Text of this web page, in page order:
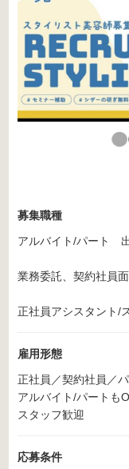
募集職種
アルバイト/パート
業務委託、契約社員面
正社員アシスタント/
雇用形態
正社員／契約社員／
アルバイト/パートも
スタッフ歓迎
応募条件